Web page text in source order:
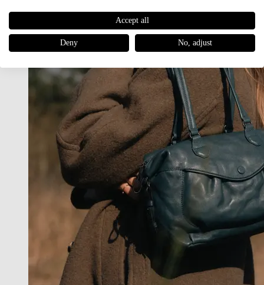
Accept all
Deny No, adjust